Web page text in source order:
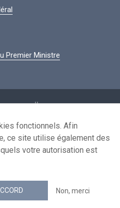
Premier Ministre
réutilisation
nous
flux RSS
fonctionnels. Afin
ce site utilise également des
votre autorisation est
Non, merci